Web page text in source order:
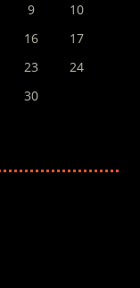
9
10
16
17
23
24
30